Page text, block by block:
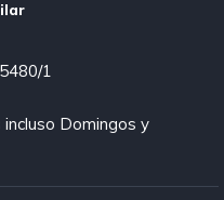
1
Domingos y